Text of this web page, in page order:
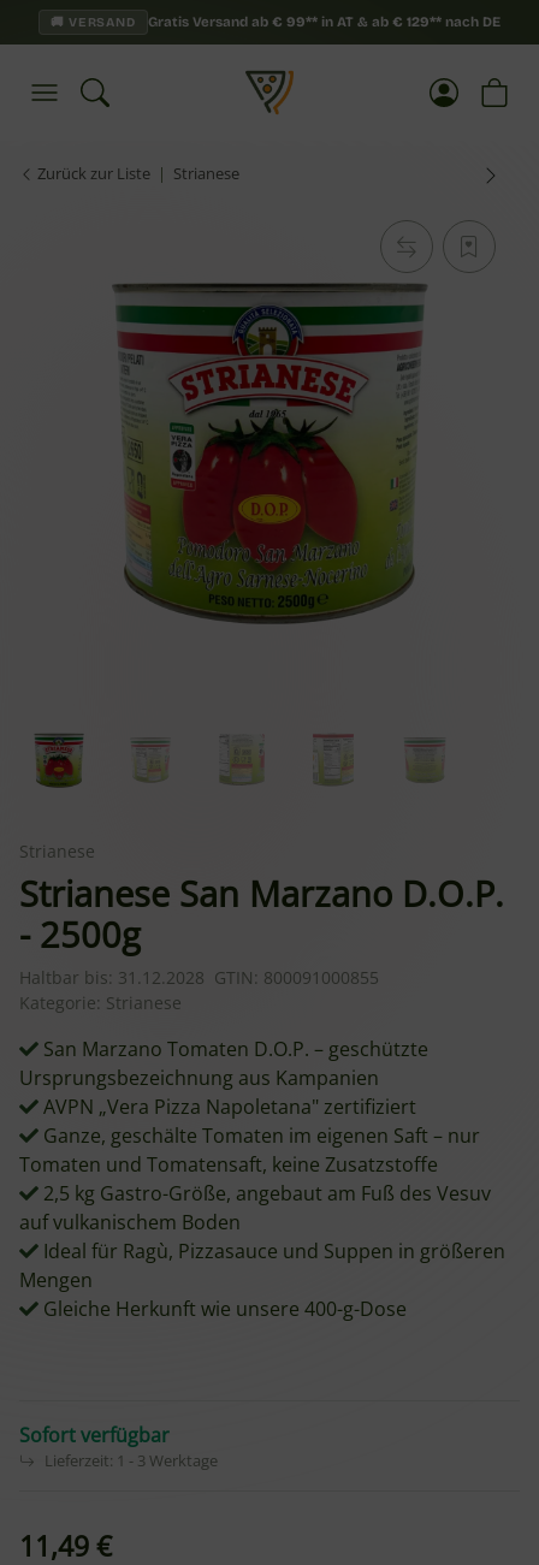
🚚 VERSAND Gratis Versand ab € 99** in AT & ab € 129** nach DE
Zurück zur Liste Strianese
Strianese
Strianese San Marzano D.O.P.
- 2500g
Haltbar bis: 31.12.2028 GTIN: 800091000855
Kategorie: Strianese
San Marzano Tomaten D.O.P. – geschützte
Ursprungsbezeichnung aus Kampanien
AVPN „Vera Pizza Napoletana" zertifiziert
Ganze, geschälte Tomaten im eigenen Saft – nur
Tomaten und Tomatensaft, keine Zusatzstoffe
2,5 kg Gastro-Größe, angebaut am Fuß des Vesuv
auf vulkanischem Boden
Ideal für Ragù, Pizzasauce und Suppen in größeren
Mengen
Gleiche Herkunft wie unsere 400-g-Dose
Sofort verfügbar
Lieferzeit: 1 - 3 Werktage
11,49 €